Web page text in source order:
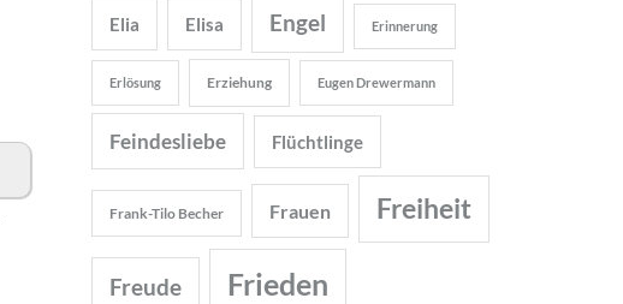
Elia Elisa Engel Erinnerung
Erlösung Erziehung Eugen Drewermann
Feindesliebe Flüchtlinge
Frank-Tilo Becher Frauen Freiheit
Freude Frieden